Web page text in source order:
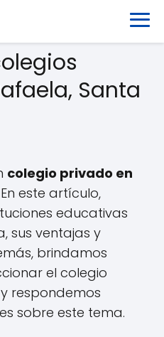
Santa
colegio privado en
este artículo,
educativas
sus ventajas y
brindamos
el colegio
respondemos
sobre este tema.